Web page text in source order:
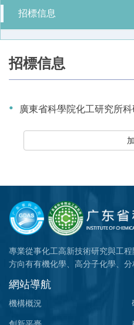
招標信息
招標信息
廣東省科學院化工研究所科研實驗室平臺建設項目設計（項目編號：0724-
專業從事化工高新技術研究與工
方向有有機化學、高分子化學、
網站導航
機構概況